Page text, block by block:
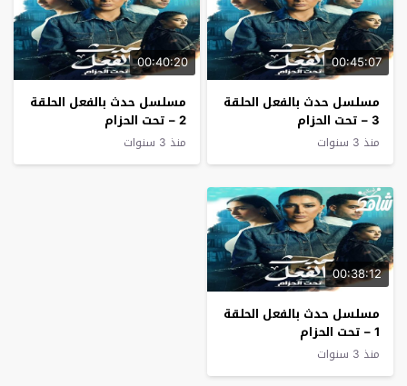
00:45:07
مسلسل حدث بالفعل الحلقة
3 – تحت الحزام
منذ 3 سنوات
00:40:20
مسلسل حدث بالفعل الحلقة
2 – تحت الحزام
منذ 3 سنوات
00:38:12
مسلسل حدث بالفعل الحلقة
1 – تحت الحزام
منذ 3 سنوات